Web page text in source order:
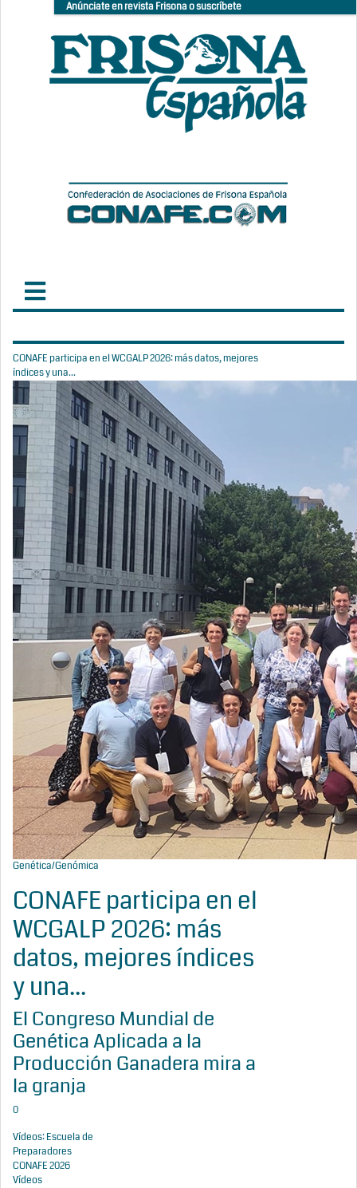
Anúnciate en revista Frisona o suscríbete
CONAFE participa en el WCGALP 2026: más datos, mejores
índices y una...
Genética/Genómica
CONAFE participa en el
WCGALP 2026: más
datos, mejores índices
y una...
El Congreso Mundial de
Genética Aplicada a la
Producción Ganadera mira a
la granja
0
Vídeos: Escuela de
Preparadores
CONAFE 2026
Vídeos